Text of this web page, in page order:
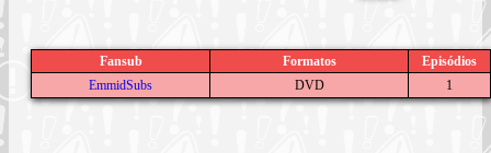
Fansub Formatos
Episódios
EmmidSubs
DVD 1